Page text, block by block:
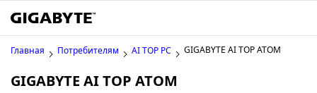
Главная Потребителям AI TOP PC GIGABYTE AI TOP ATOM
GIGABYTE AI TOP ATOM